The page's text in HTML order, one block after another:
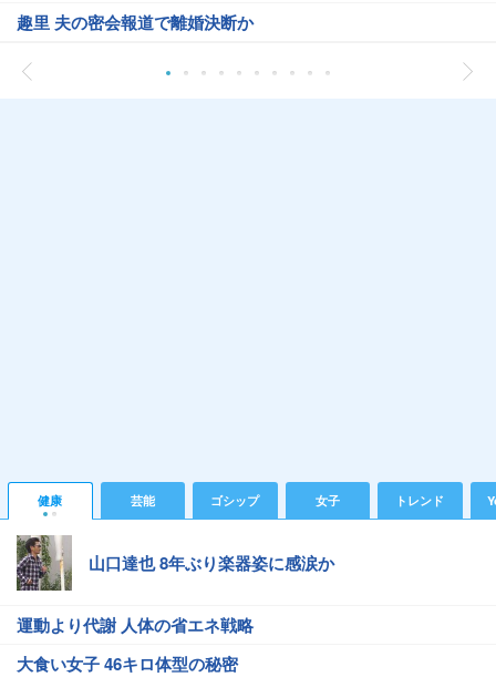
趣里 夫の密会報道で離婚決断か
健康 芸能 ゴシップ 女子 トレンド
山口達也 8年ぶり楽器姿に感涙か
運動より代謝 人体の省エネ戦略
大食い女子 46キロ体型の秘密